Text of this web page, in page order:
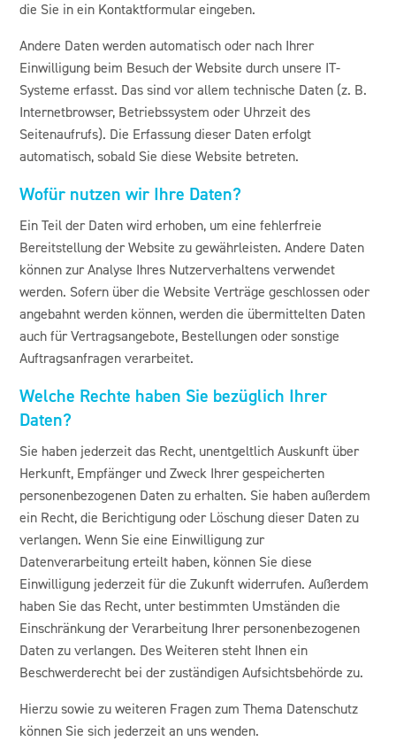
die Sie in ein Kontaktformular eingeben.
Andere Daten werden automatisch oder nach Ihrer
Einwilligung beim Besuch der Website durch unsere IT-
Systeme erfasst. Das sind vor allem technische Daten (z. B.
Internetbrowser, Betriebssystem oder Uhrzeit des
Seitenaufrufs). Die Erfassung dieser Daten erfolgt
automatisch, sobald Sie diese Website betreten.
Wofür nutzen wir Ihre Daten?
Ein Teil der Daten wird erhoben, um eine fehlerfreie
Bereitstellung der Website zu gewährleisten. Andere Daten
können zur Analyse Ihres Nutzerverhaltens verwendet
werden. Sofern über die Website Verträge geschlossen oder
angebahnt werden können, werden die übermittelten Daten
auch für Vertragsangebote, Bestellungen oder sonstige
Auftragsanfragen verarbeitet.
Welche Rechte haben Sie bezüglich Ihrer
Daten?
Sie haben jederzeit das Recht, unentgeltlich Auskunft über
Herkunft, Empfänger und Zweck Ihrer gespeicherten
personenbezogenen Daten zu erhalten. Sie haben außerdem
ein Recht, die Berichtigung oder Löschung dieser Daten zu
verlangen. Wenn Sie eine Einwilligung zur
Datenverarbeitung erteilt haben, können Sie diese
Einwilligung jederzeit für die Zukunft widerrufen. Außerdem
haben Sie das Recht, unter bestimmten Umständen die
Einschränkung der Verarbeitung Ihrer personenbezogenen
Daten zu verlangen. Des Weiteren steht Ihnen ein
Beschwerderecht bei der zuständigen Aufsichtsbehörde zu.
Hierzu sowie zu weiteren Fragen zum Thema Datenschutz
können Sie sich jederzeit an uns wenden.